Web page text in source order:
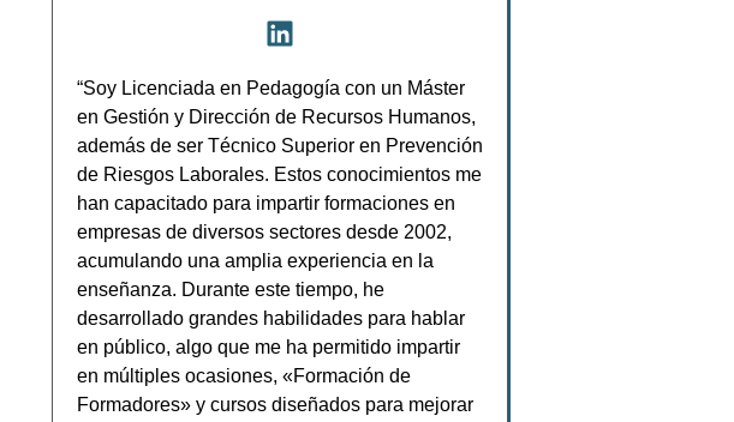
“Soy Licenciada en Pedagogía con un Máster
en Gestión y Dirección de Recursos Humanos,
además de ser Técnico Superior en Prevención
de Riesgos Laborales. Estos conocimientos me
han capacitado para impartir formaciones en
empresas de diversos sectores desde 2002,
acumulando una amplia experiencia en la
enseñanza. Durante este tiempo, he
desarrollado grandes habilidades para hablar
en público, algo que me ha permitido impartir
en múltiples ocasiones, «Formación de
Formadores» y cursos diseñados para mejorar